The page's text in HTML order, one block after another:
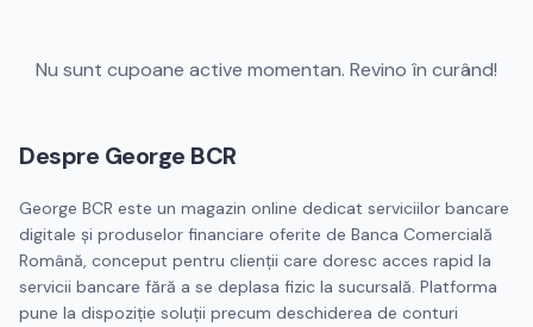
Nu sunt cupoane active momentan. Revino în curând!
Despre George BCR
George BCR este un magazin online dedicat serviciilor bancare
digitale și produselor financiare oferite de Banca Comercială
Română, conceput pentru clienții care doresc acces rapid la
servicii bancare fără a se deplasa fizic la sucursală. Platforma
pune la dispoziție soluții precum deschiderea de conturi